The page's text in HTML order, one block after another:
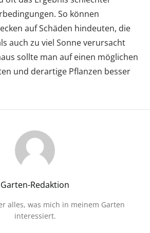
So können
auf Schäden hindeuten, die
auch zu viel Sonne verursacht
sollte man auf einen möglichen
und derartige Pflanzen besser
Garten-Redaktion
alles, was mich in meinem Garten
interessiert.